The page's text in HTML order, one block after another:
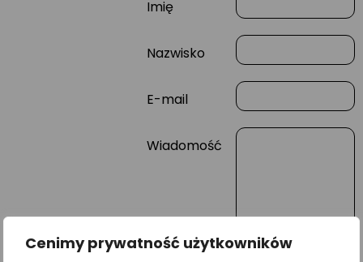
Cenimy prywatność użytkowników
Imię
Nazwisko
E-mail
Wiadomość